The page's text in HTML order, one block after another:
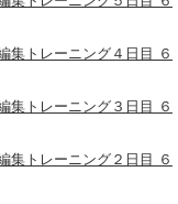
集トレーニング４日目 ６
集トレーニング３日目 ６
集トレーニング２日目 ６